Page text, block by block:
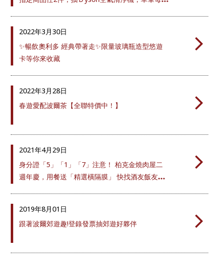
129元，現折５元
2022年3月30日
✨暢飲奧利多 經典帶著走✨限量玻璃瓶造型悠遊
卡等你來收藏
2022年3月28日
春遊愛配波爾茶【全聯特價中！】
2021年4月29日
身分證「5」「1」「7」注意！ 柏克金燒肉屋二
週年慶，用餐送「精選橫隔膜」 快找酒友飯友一
起湊，最多送出重達500克
2019年8月01日
跟著波爾郊遊趣!登錄發票抽郊遊好夥伴